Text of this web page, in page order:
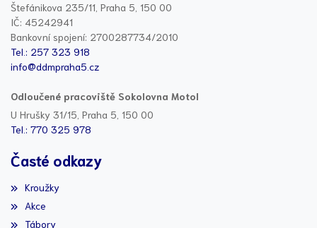
Štefánikova 235/11, Praha 5, 150 00
IČ: 45242941
Bankovní spojení: 2700287734/2010
Tel.: 257 323 918
info@ddmpraha5.cz
Odloučené pracoviště Sokolovna Motol
U Hrušky 31/15, Praha 5, 150 00
Tel.: 770 325 978
Časté odkazy
Kroužky
Akce
Tábory